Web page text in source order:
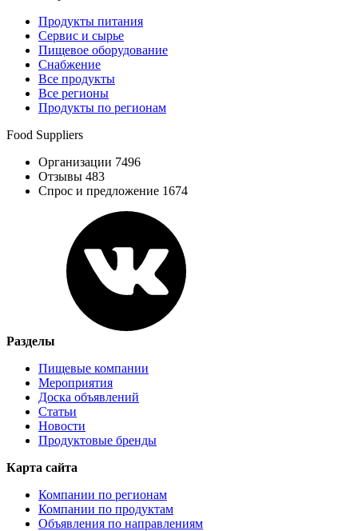
Продукты питания
Сервис и сырье
Пищевое оборудование
Снабжение
Все продукты
Все регионы
Продукты по регионам
Food Suppliers
Организации 7496
Отзывы 483
Спрос и предложение 1674
Разделы
Пищевые компании
Мероприятия
Доска объявлений
Статьи
Новости
Продуктовые бренды
Карта сайта
Компании по регионам
Компании по продуктам
Объявления по направлениям